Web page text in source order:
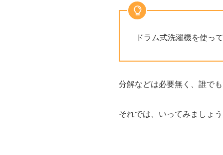
ドラム式洗濯機を使っ
分解などは必要無く、誰で
それでは、いってみましょう